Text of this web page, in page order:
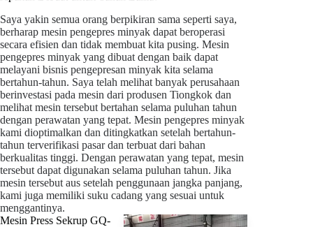
Saya yakin semua orang berpikiran sama seperti saya,
berharap mesin pengepres minyak dapat beroperasi
secara efisien dan tidak membuat kita pusing. Mesin
pengepres minyak yang dibuat dengan baik dapat
melayani bisnis pengepresan minyak kita selama
bertahun-tahun. Saya telah melihat banyak perusahaan
berinvestasi pada mesin dari produsen Tiongkok dan
melihat mesin tersebut bertahan selama puluhan tahun
dengan perawatan yang tepat. Mesin pengepres minyak
kami dioptimalkan dan ditingkatkan setelah bertahun-
tahun terverifikasi pasar dan terbuat dari bahan
berkualitas tinggi. Dengan perawatan yang tepat, mesin
tersebut dapat digunakan selama puluhan tahun. Jika
mesin tersebut aus setelah penggunaan jangka panjang,
kami juga memiliki suku cadang yang sesuai untuk
menggantinya.
Mesin Press Sekrup GQ-